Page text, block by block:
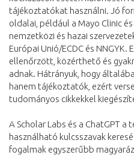
tájékoztatókat használni. Jó
oldalai, például a Mayo Clinic
nemzetközi és hazai
Európai Unió/ECDC és NNGYK.
ellenőrzött, közérthető és
adnak. Hátrányuk, hogy
hanem tájékoztatók, ezért
tudományos cikkekkel
A Scholar Labs és a ChatGPT
használható kulcsszavak
fogalmak egyszerűbb